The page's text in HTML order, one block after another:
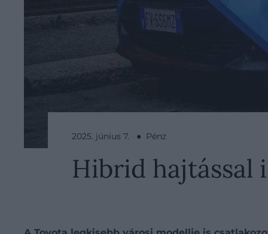
2025. június 7. ● Pénz
Hibrid hajtással